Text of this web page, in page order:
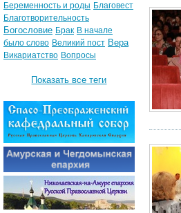
Беременность и роды Благовест
Благотворительность
Богословие Брак В начале
было слово Великий пост Вера
Викариатство Вопросы
Показать все теги